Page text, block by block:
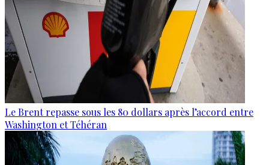
Le Brent repasse sous les 80 dollars après l’accord entre
Washington et Téhéran